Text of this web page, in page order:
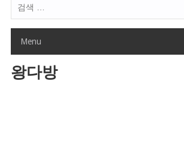
색
Menu
왕다방